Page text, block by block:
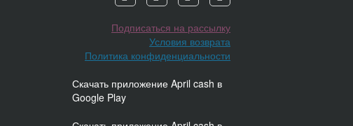
Подписаться на рассылку
Условия возврата
Политика конфиденциальности
Скачать приложение April cash в
Google Play